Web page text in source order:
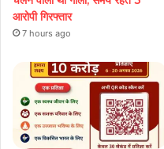
आरोपी गिरफ्तार
7 hours ago